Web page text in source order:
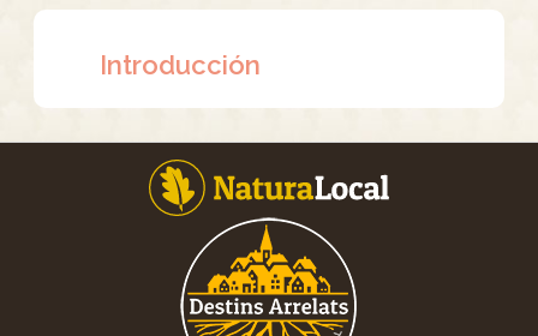
Introducción